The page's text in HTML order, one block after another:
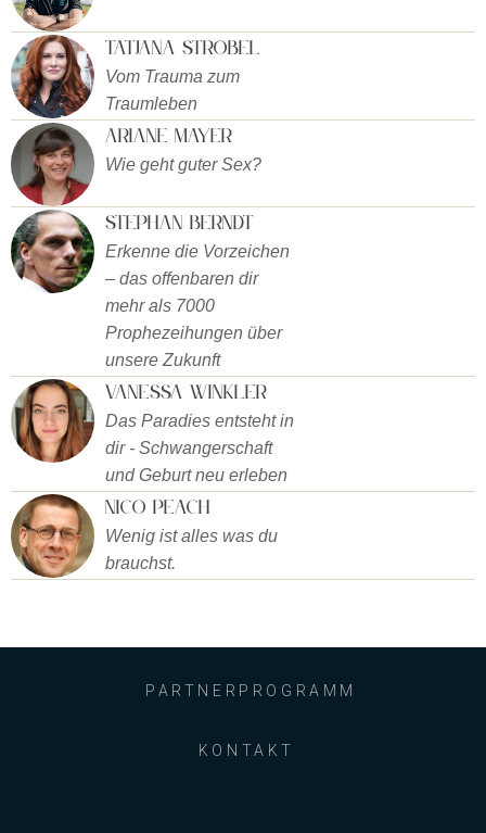
Tatjana Strobel
Vom Trauma zum
Traumleben
Ariane Mayer
Wie geht guter Sex?
Stephan Berndt
Erkenne die Vorzeichen
– das offenbaren dir
mehr als 7000
Prophezeihungen über
unsere Zukunft
Vanessa Winkler
Das Paradies entsteht in
dir - Schwangerschaft
und Geburt neu erleben
Nico Peach
Wenig ist alles was du
brauchst.
PARTNERPROGRAMM
KONTAKT